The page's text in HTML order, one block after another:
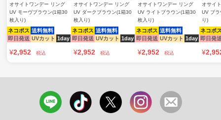
オサイトワンデー リング
UV モーヴブラウン(1箱30
枚入り)
ネコポス 送料無料
即日発送 UVカット 1day
¥2,952 税込
オサイトワンデー リング
UV ダークブラウン(1箱30
枚入り)
ネコポス 送料無料
即日発送 UVカット 1day
¥2,952 税込
オサイトワンデー リング
UV ライトブラウン(1箱30
枚入り)
ネコポス 送料無料
即日発送 UVカット 1day
¥2,952 税込
オサイ
UV ブ
り)
ネコポ
即日発
¥